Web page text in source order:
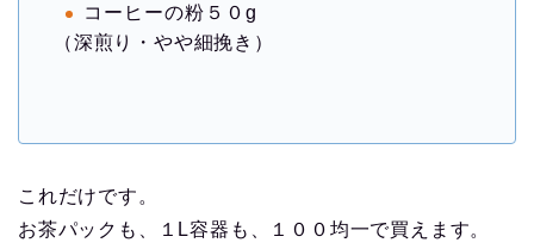
コーヒーの粉５０g
（深煎り・やや細挽き）
これだけです。
お茶パックも、１L容器も、１００均一で買えます。